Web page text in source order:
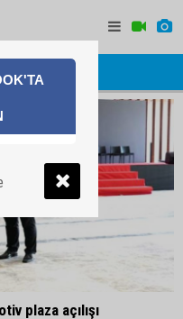
plaza açılışı